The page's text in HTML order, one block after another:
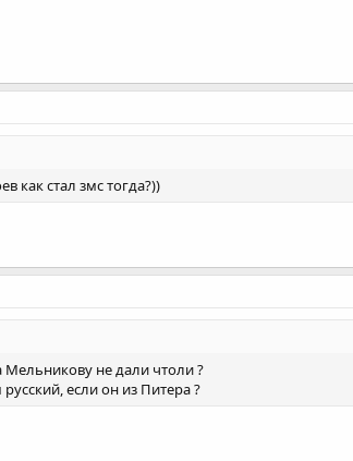
как стал змс тогда?))
не дали чтоли ?
если он из Питера ?